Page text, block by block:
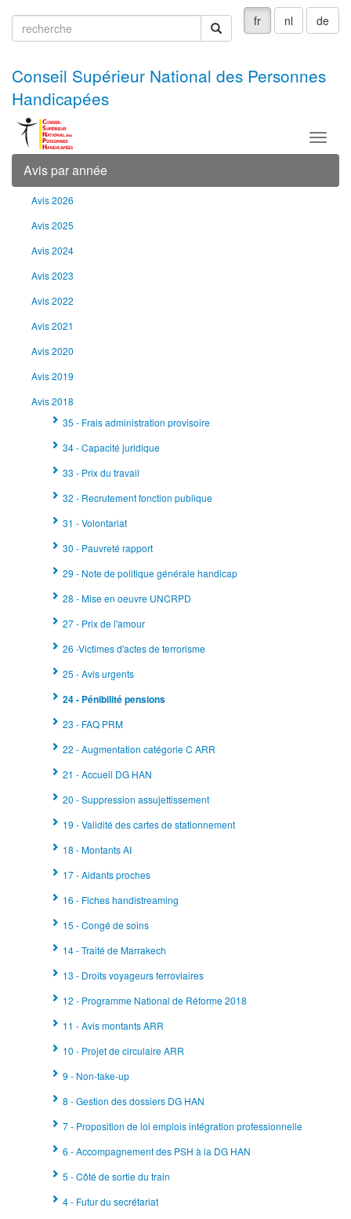
fr nl de
recherche
Conseil Supérieur National des Personnes
Handicapées
Menu
Avis par année
Avis 2026
Avis 2025
Avis 2024
Avis 2023
Avis 2022
Avis 2021
Avis 2020
Avis 2019
Avis 2018
35 - Frais administration provisoire
34 - Capacité juridique
33 - Prix du travail
32 - Recrutement fonction publique
31 - Volontariat
30 - Pauvreté rapport
29 - Note de politique générale handicap
28 - Mise en oeuvre UNCRPD
27 - Prix de l'amour
26 -Victimes d'actes de terrorisme
25 - Avis urgents
24 - Pénibilité pensions
23 - FAQ PRM
22 - Augmentation catégorie C ARR
21 - Accueil DG HAN
20 - Suppression assujettissement
19 - Validité des cartes de stationnement
18 - Montants AI
17 - Aidants proches
16 - Fiches handistreaming
15 - Congé de soins
14 - Traité de Marrakech
13 - Droits voyageurs ferroviaires
12 - Programme National de Réforme 2018
11 - Avis montants ARR
10 - Projet de circulaire ARR
9 - Non-take-up
8 - Gestion des dossiers DG HAN
7 - Proposition de loi emplois intégration professionnelle
6 - Accompagnement des PSH à la DG HAN
5 - Côté de sortie du train
4 - Futur du secrétariat